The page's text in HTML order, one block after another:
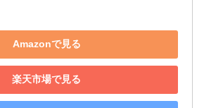
Amazonで見る
楽天市場で見る